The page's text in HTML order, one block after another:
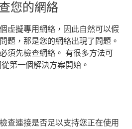
您的網絡
虛擬專用網絡，因此自然可以假
題，那是您的網絡出現了問題。
須先檢查網絡。 有很多方法可
第一個解決方案開始。
查連接是否足以支持您正在使用